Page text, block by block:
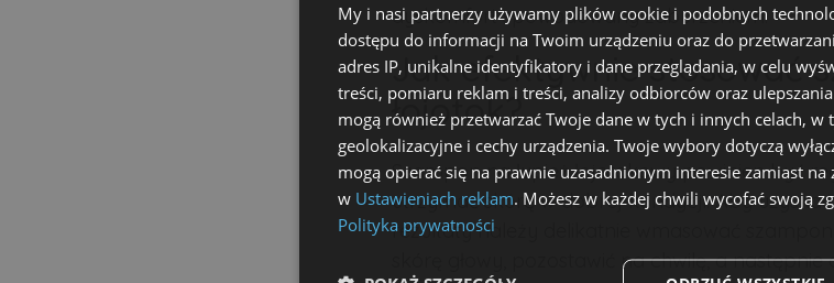
dyskomfort spowodowany zaburzeniem.
Jak efektywnie stosować
łojotok?
Szampon na łupież łojotokowy powinien być
utrzymać skórę w dobrej kondycji. Aby
rezultaty należy delikatnie wmasować szampon
skórę głowy, pozostawić na chwilę, a następnie
My i nasi partnerzy używamy plików cookie i podobnych
dostępu do informacji na Twoim urządzeniu oraz do
adres IP, unikalne identyfikatory i dane przeglądania, w celu
treści, pomiaru reklam i treści, analizy odbiorców oraz ulepszania
mogą również przetwarzać Twoje dane w tych i innych celach,
geolokalizacyjne i cechy urządzenia. Twoje wybory dotyczą
mogą opierać się na prawnie uzasadnionym interesie zamiast
w Ustawieniach reklam. Możesz w każdej chwili wycofać swoją
Polityka prywatności